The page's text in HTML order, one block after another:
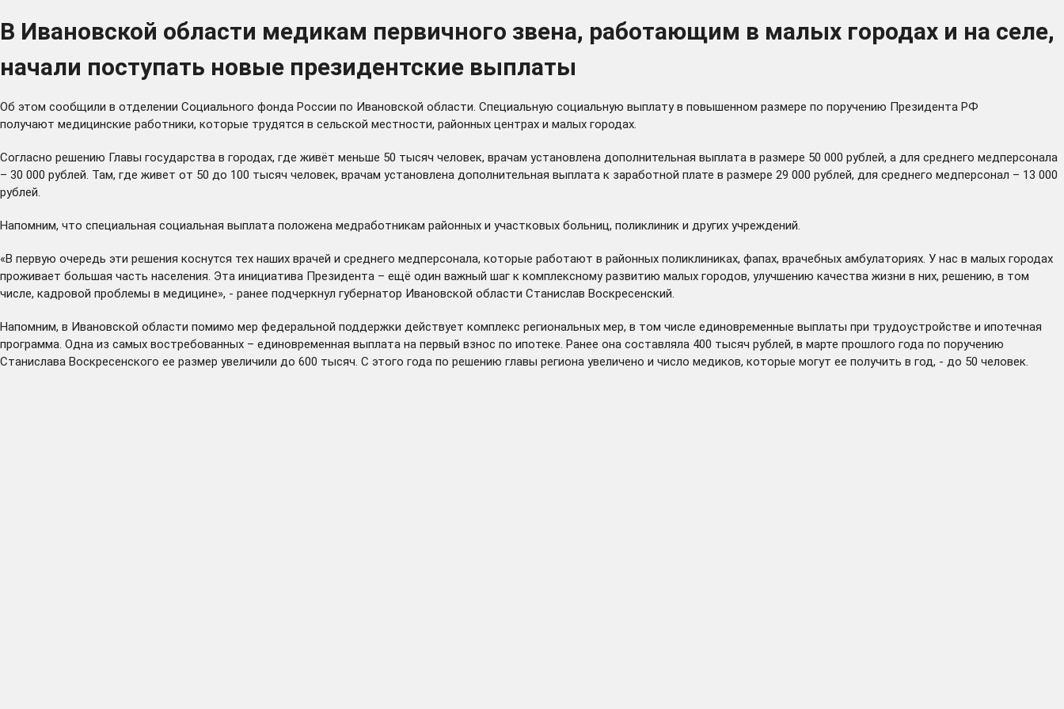
В Ивановской области медикам первичного звена, работающим в малых городах и на селе,
начали поступать новые президентские выплаты
Об этом сообщили в отделении Социального фонда России по Ивановской области. Специальную социальную выплату в повышенном размере по поручению Президента РФ
получают медицинские работники, которые трудятся в сельской местности, районных центрах и малых городах.
Согласно решению Главы государства в городах, где живёт меньше 50 тысяч человек, врачам установлена дополнительная выплата в размере 50 000 рублей, а для среднего медперсонала
– 30 000 рублей. Там, где живет от 50 до 100 тысяч человек, врачам установлена дополнительная выплата к заработной плате в размере 29 000 рублей, для среднего медперсонал – 13 000
рублей.
Напомним, что специальная социальная выплата положена медработникам районных и участковых больниц, поликлиник и других учреждений.
«В первую очередь эти решения коснутся тех наших врачей и среднего медперсонала, которые работают в районных поликлиниках, фапах, врачебных амбулаториях. У нас в малых городах
проживает большая часть населения. Эта инициатива Президента – ещё один важный шаг к комплексному развитию малых городов, улучшению качества жизни в них, решению, в том
числе, кадровой проблемы в медицине», - ранее подчеркнул губернатор Ивановской области Станислав Воскресенский.
Напомним, в Ивановской области помимо мер федеральной поддержки действует комплекс региональных мер, в том числе единовременные выплаты при трудоустройстве и ипотечная
программа. Одна из самых востребованных – единовременная выплата на первый взнос по ипотеке. Ранее она составляла 400 тысяч рублей, в марте прошлого года по поручению
Станислава Воскресенского ее размер увеличили до 600 тысяч. С этого года по решению главы региона увеличено и число медиков, которые могут ее получить в год, - до 50 человек.